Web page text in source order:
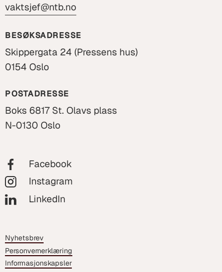
vaktsjef@ntb.no
BESØKSADRESSE
Skippergata 24 (Pressens hus)
0154 Oslo
POSTADRESSE
Boks 6817 St. Olavs plass
N-0130 Oslo
Facebook
Instagram
LinkedIn
Nyhetsbrev
Personvernerklæring
Informasjonskapsler